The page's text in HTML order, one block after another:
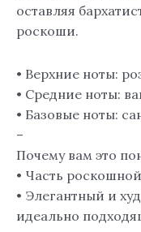
оставляя
роскоши.
• Верхние ноты:
• Средние ноты:
• Базовые ноты:
–
Почему вам это
• Часть
• Элегантный и
идеально